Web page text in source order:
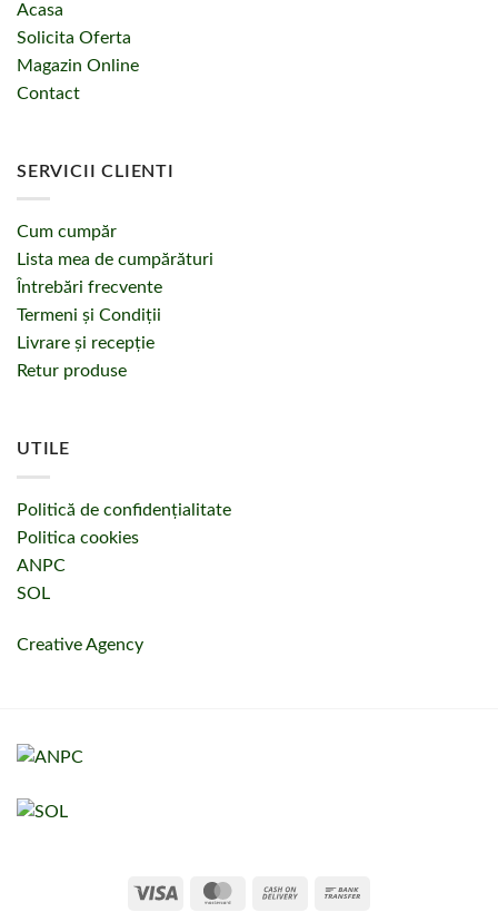
Acasa
Solicita Oferta
Magazin Online
Contact
SERVICII CLIENTI
Cum cumpăr
Lista mea de cumpărături
Întrebări frecvente
Termeni și Condiții
Livrare și recepție
Retur produse
UTILE
Politică de confidențialitate
Politica cookies
ANPC
SOL
Creative Agency